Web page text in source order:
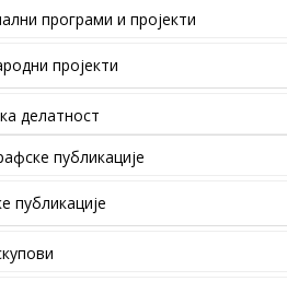
програми и пројекти
пројекти
делатност
публикације
публикације